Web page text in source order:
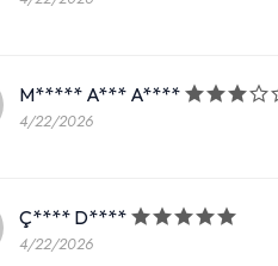
M***** A*** A****
4/22/2026
Ç**** D****
4/22/2026